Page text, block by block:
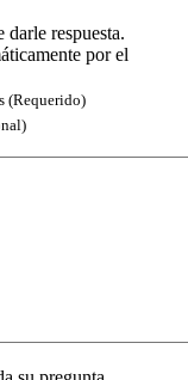
respuesta.
por el
(Requerido)